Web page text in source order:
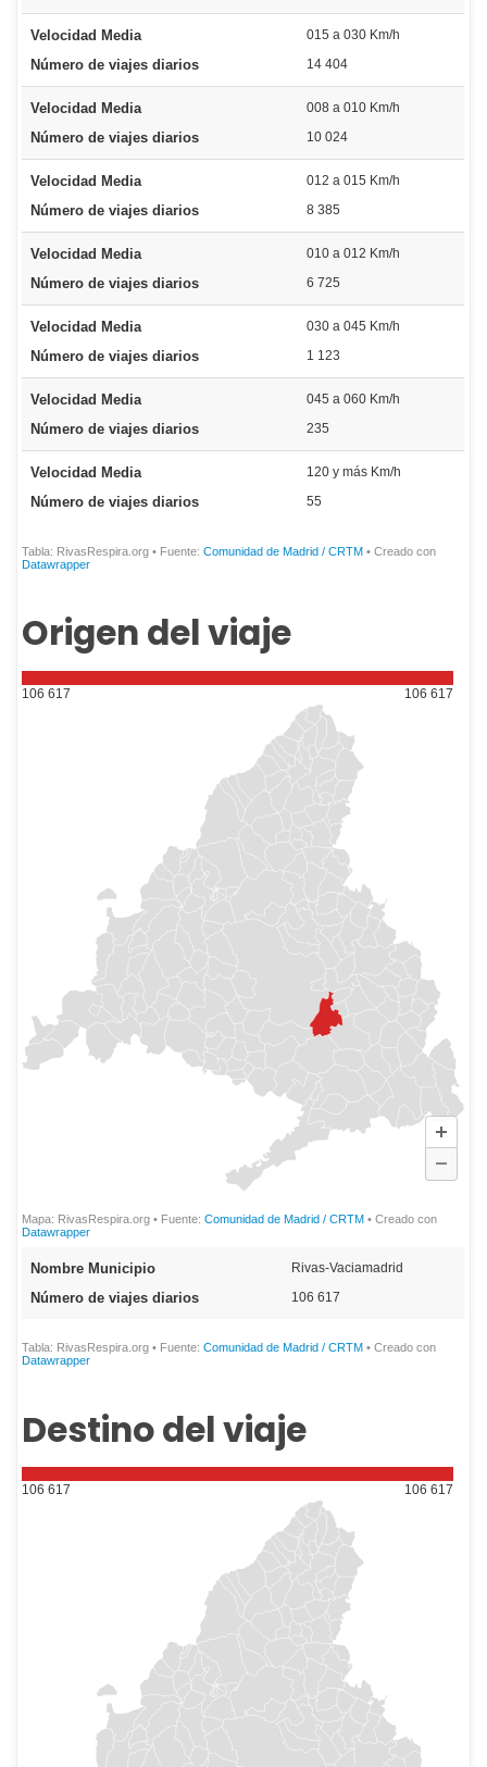
Origen del viaje
Destino del viaje